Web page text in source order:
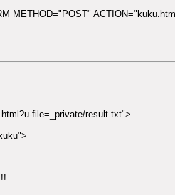
METHOD="POST"
file=_private/result.txt">